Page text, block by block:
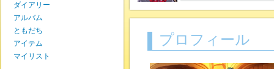
プロフィール
ダイアリー
アルバム
ともだち
アイテム
マイリスト